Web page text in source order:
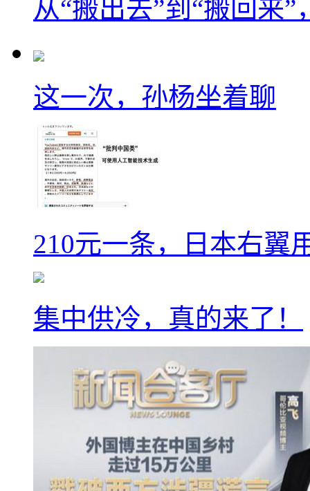
从“搬出去”到“搬回来
这一次，孙杨坐着聊
210元一条，日本右翼
集中供冷，真的来了！